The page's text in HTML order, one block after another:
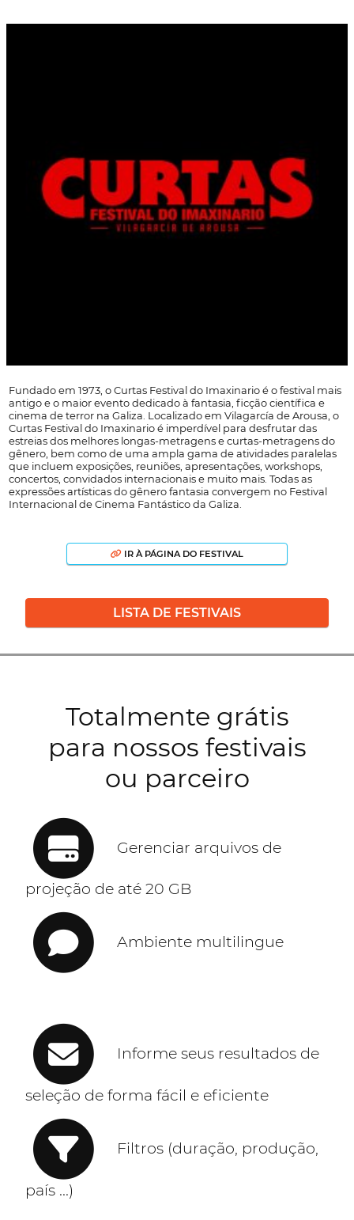
Fundado em 1973, o Curtas Festival do Imaxinario é o festival mais
antigo e o maior evento dedicado à fantasia, ficção científica e
cinema de terror na Galiza. Localizado em Vilagarcía de Arousa, o
Curtas Festival do Imaxinario é imperdível para desfrutar das
estreias dos melhores longas-metragens e curtas-metragens do
gênero, bem como de uma ampla gama de atividades paralelas
que incluem exposições, reuniões, apresentações, workshops,
concertos, convidados internacionais e muito mais. Todas as
expressões artísticas do gênero fantasia convergem no Festival
Internacional de Cinema Fantástico da Galiza.
IR À PÁGINA DO FESTIVAL
LISTA DE FESTIVAIS
Totalmente grátis
para nossos festivais
ou parceiro
Gerenciar arquivos de
projeção de até 20 GB
Ambiente multilingue
Informe seus resultados de
seleção de forma fácil e eficiente
Filtros (duração, produção,
país ...)